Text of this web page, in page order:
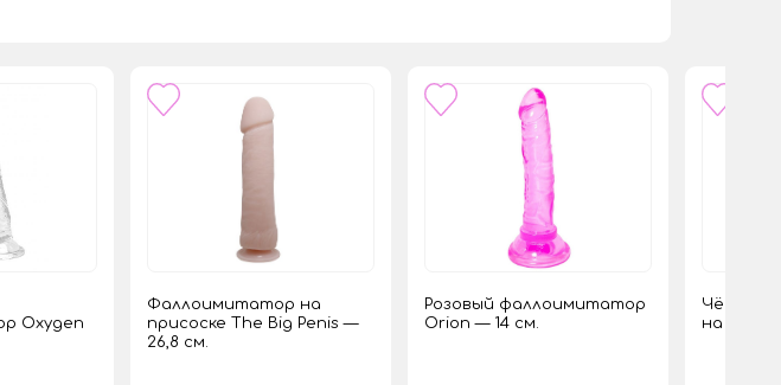
Oxygen
Фаллоимитатор на
присоске The Big Penis —
26,8 см.
Розовый фаллоимитатор
Orion — 14 см.
Чёрный
на